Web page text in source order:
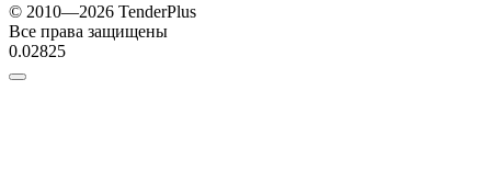
© 2010—2026 TenderPlus
Все права защищены
0.02825